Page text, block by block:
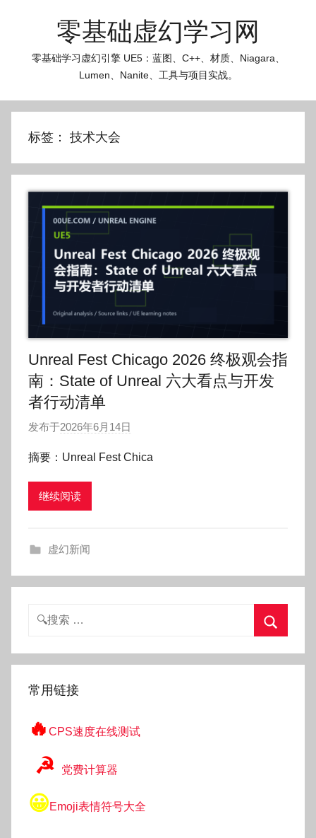
零基础虚幻学习网
零基础学习虚幻引擎 UE5：蓝图、C++、材质、Niagara、
Lumen、Nanite、工具与项目实战。
标签： 技术大会
Unreal Fest Chicago 2026 终极观会指
南：State of Unreal 六大看点与开发
者行动清单
发布于2026年6月14日
:
o
摘要：Unreal Fest Chica
继续阅读
虚幻新闻
搜
索
常用链接
🔥 CPS速度在线测试
☭ 党费计算器
😀Emoji表情符号大全